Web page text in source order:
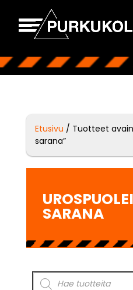
Etusivu / Tuotteet
sarana”
SARANA